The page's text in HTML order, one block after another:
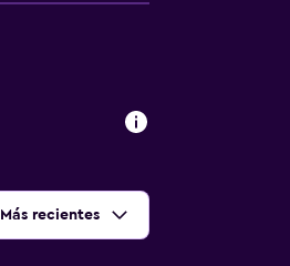
Ordenar por:
Más recientes